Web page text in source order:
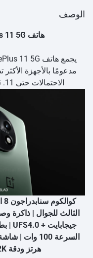
الوصف
هاتف OnePlus 11 5G الرائد الجديد كليًا
الاحتمالات حتى 11. OnePlus 11 5G هو شكل القوة.
هرتز ودقة 2K مع تقنية Dolby Vision